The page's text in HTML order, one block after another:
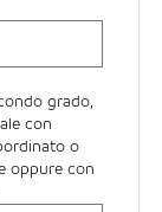
grado,
con
o
oppure con